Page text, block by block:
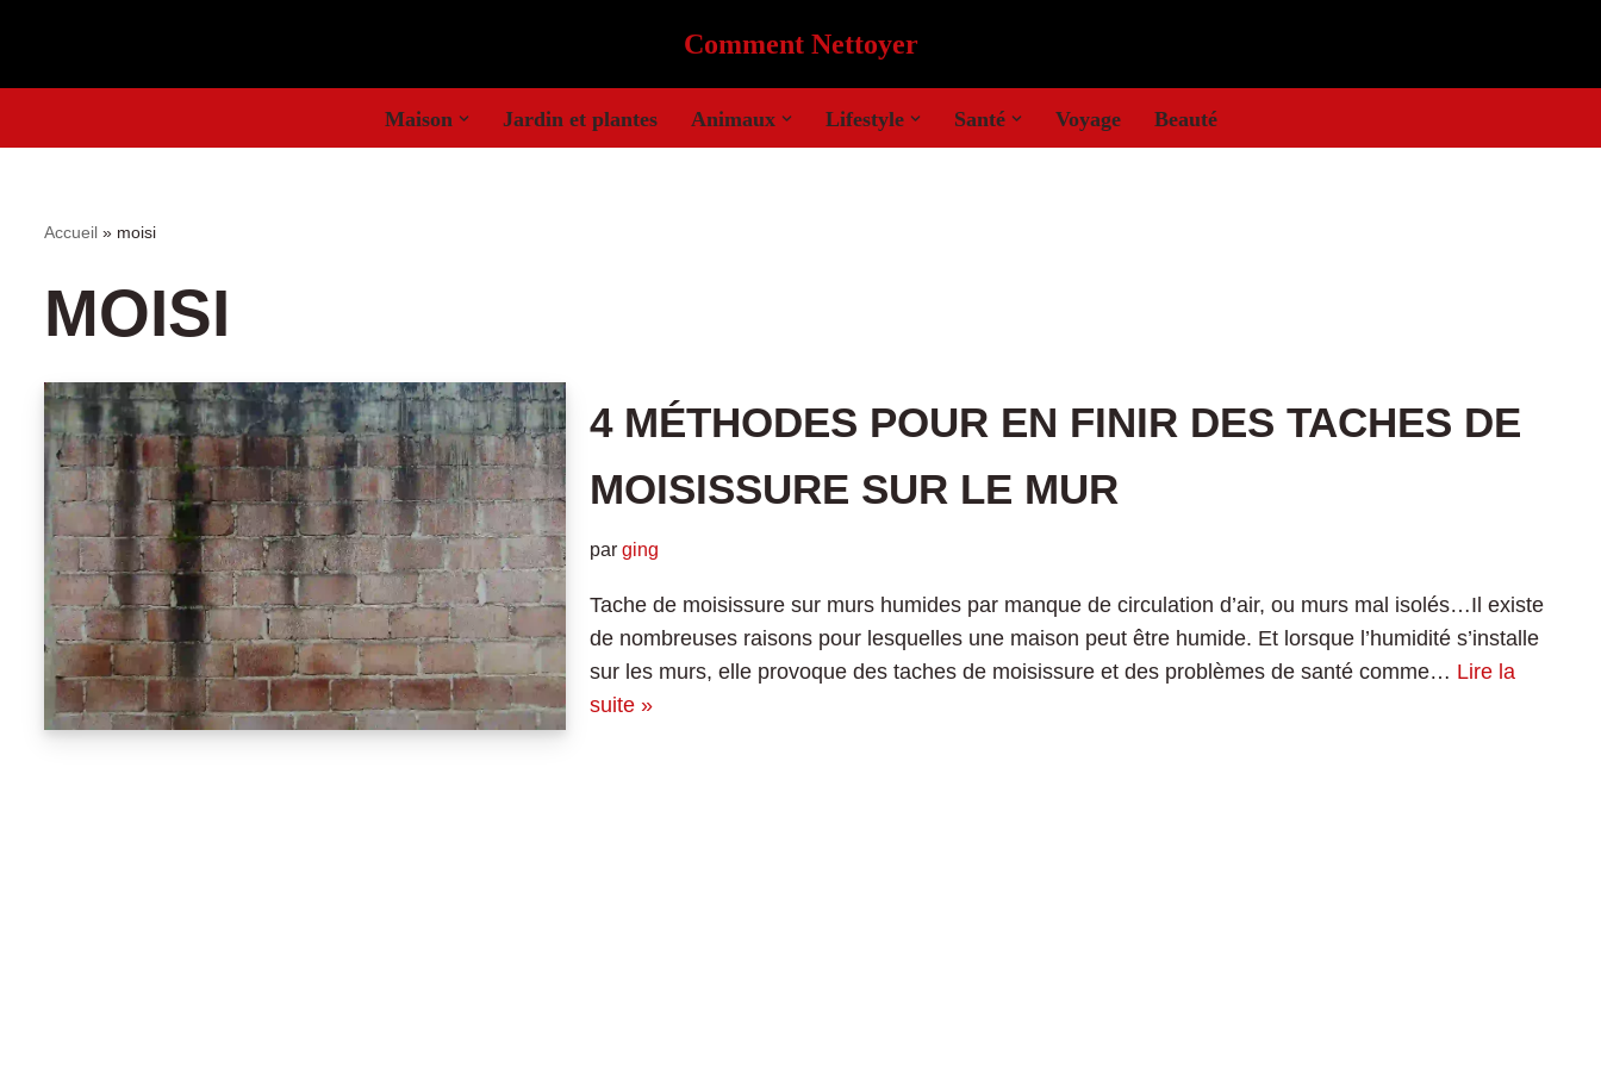
Comment Nettoyer
Maison Jardin et plantes Animaux Lifestyle Santé Voyage Beauté
Accueil » moisi
MOISI
4 MÉTHODES POUR EN FINIR DES TACHES DE
MOISISSURE SUR LE MUR
par ging
Tache de moisissure sur murs humides par manque de circulation d’air, ou murs mal isolés…Il existe
de nombreuses raisons pour lesquelles une maison peut être humide. Et lorsque l’humidité s’installe
sur les murs, elle provoque des taches de moisissure et des problèmes de santé comme… Lire la
suite »